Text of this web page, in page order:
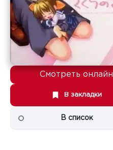
Смотреть онлайн
В закладки
В список